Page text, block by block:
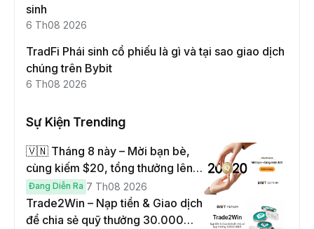
sinh
6 Th08 2026
TradFi Phái sinh cổ phiếu là gì và tại sao giao dịch
chúng trên Bybit
6 Th08 2026
Sự Kiện Trending
🇻🇳 Tháng 8 này – Mời bạn bè,
cùng kiếm $20, tổng thưởng lên
đến $1,000
Đang Diễn Ra 7 Th08 2026
Trade2Win – Nạp tiền & Giao dịch
để chia sẻ quỹ thưởng 30.000